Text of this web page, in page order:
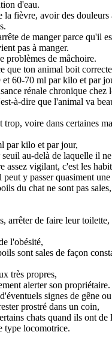
d'eau.
fièvre, avoir des douleurs
de manger parce qu'il
pas à manger.
problèmes de mâchoire.
que ton animal boit
et 60-70 ml par kilo et par
rénale chronique chez
à-dire que l'animal va
voire dans certaines
par kilo et par jour,
au-delà de laquelle il
vigilant, c'est les
y passer quasiment
du chat ne sont pas
arrêter de faire leur
l'obésité,
sont sales de façon
très propres,
alerter son propriétaire.
signes de gêne
prostré dans un coin,
chats quand ils ont de
type locomotrice.